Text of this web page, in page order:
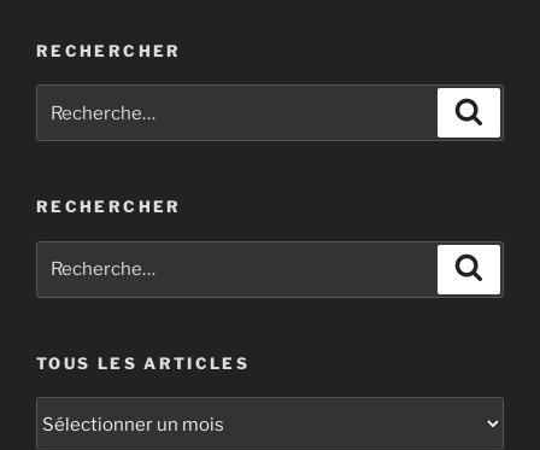
RECHERCHER
pour
RECHERCHER
TOUS LES ARTICLES